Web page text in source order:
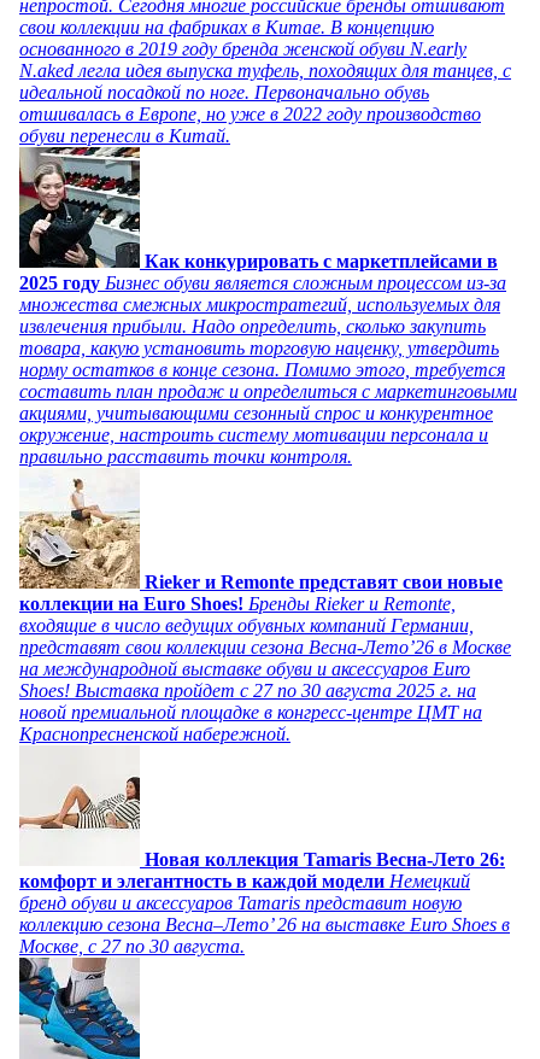
непростой. Сегодня многие российские бренды отшивают
свои коллекции на фабриках в Китае. В концепцию
основанного в 2019 году бренда женской обуви N.early
N.aked легла идея выпуска туфель, походящих для танцев, с
идеальной посадкой по ноге. Первоначально обувь
отшивалась в Европе, но уже в 2022 году производство
обуви перенесли в Китай.
Как конкурировать с маркетплейсами в
2025 году Бизнес обуви является сложным процессом из-за
множества смежных микростратегий, используемых для
извлечения прибыли. Надо определить, сколько закупить
товара, какую установить торговую наценку, утвердить
норму остатков в конце сезона. Помимо этого, требуется
составить план продаж и определиться с маркетинговыми
акциями, учитывающими сезонный спрос и конкурентное
окружение, настроить систему мотивации персонала и
правильно расставить точки контроля.
Rieker и Remonte представят свои новые
коллекции на Euro Shoes! Бренды Rieker и Remonte,
входящие в число ведущих обувных компаний Германии,
представят свои коллекции сезона Весна-Лето’26 в Москве
на международной выставке обуви и аксессуаров Euro
Shoes! Выставка пройдет c 27 по 30 августа 2025 г. на
новой премиальной площадке в конгресс-центре ЦМТ на
Краснопресненской набережной.
Новая коллекция Tamaris Весна-Лето 26:
комфорт и элегантность в каждой модели Немецкий
бренд обуви и аксессуаров Tamaris представит новую
коллекцию сезона Весна–Лето’ 26 на выставке Euro Shoes в
Москве, с 27 по 30 августа.